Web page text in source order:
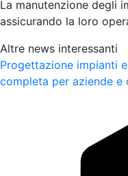
La manutenzione degli
assicurando la loro
Altre news interessanti
Progettazione impianti
completa per aziende e